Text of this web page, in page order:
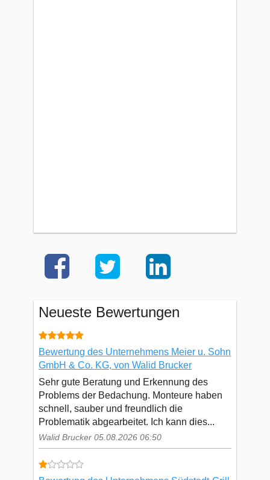
Neueste Bewertungen
Bewertung des Unternehmens Meier u. Sohn
GmbH & Co. KG, von Walid Brucker
Sehr gute Beratung und Erkennung des
Problems der Bedachung. Monteure haben
schnell, sauber und freundlich die
Problematik abgearbeitet. Ich kann dies...
Walid Brucker 05.08.2026 06:50